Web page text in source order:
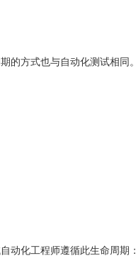
的方式也与自动化测试相同
动化工程师遵循此生命周期：